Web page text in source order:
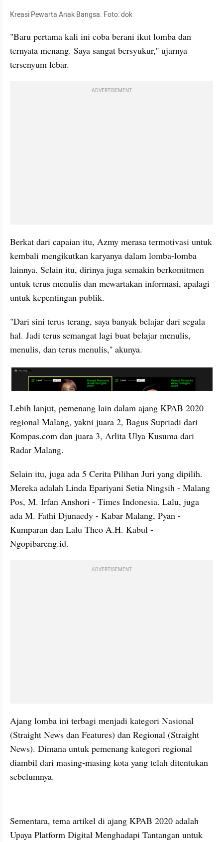
Kreasi Pewarta Anak Bangsa. Foto: dok
"Baru pertama kali ini coba berani ikut lomba dan
ternyata menang. Saya sangat bersyukur,'' ujarnya
tersenyum lebar.
ADVERTISEMENT
Berkat dari capaian itu, Azmy merasa termotivasi untuk
kembali mengikutkan karyanya dalam lomba-lomba
lainnya. Selain itu, dirinya juga semakin berkomitmen
untuk terus menulis dan mewartakan informasi, apalagi
untuk kepentingan publik.
"Dari sini terus terang, saya banyak belajar dari segala
hal. Jadi terus semangat lagi buat belajar menulis,
menulis, dan terus menulis,'' akunya.
embed from external kumparan
Lebih lanjut, pemenang lain dalam ajang KPAB 2020
regional Malang, yakni juara 2, Bagus Supriadi dari
Kompas.com dan juara 3, Arlita Ulya Kusuma dari
Radar Malang.
Selain itu, juga ada 5 Cerita Pilihan Juri yang dipilih.
Mereka adalah Linda Epariyani Setia Ningsih - Malang
Pos, M. Irfan Anshori - Times Indonesia. Lalu, juga
ada M. Fathi Djunaedy - Kabar Malang, Pyan -
Kumparan dan Lalu Theo A.H. Kabul -
Ngopibareng.id.
ADVERTISEMENT
Ajang lomba ini terbagi menjadi kategori Nasional
(Straight News dan Features) dan Regional (Straight
News). Dimana untuk pemenang kategori regional
diambil dari masing-masing kota yang telah ditentukan
sebelumnya.
Sementara, tema artikel di ajang KPAB 2020 adalah
Upaya Platform Digital Menghadapi Tantangan untuk